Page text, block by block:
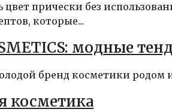
цвет прически без
которые...
модные
бренд косметики родом
косметика